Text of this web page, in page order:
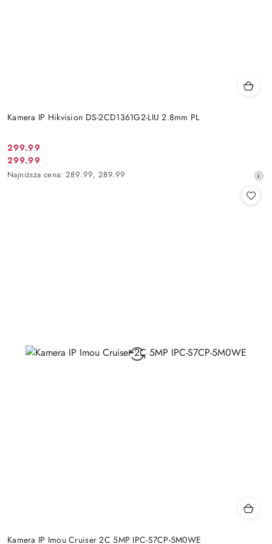
Kamera IP Hikvision DS-2CD1361G2-LIU 2.8mm PL
Cena
promocyjna:
299.99
Cena
promocyjna:
299.99
Najniższa
Najniższa cena: 289.99, 289.99
Kamera IP Imou Cruiser 2C 5MP IPC-S7CP-5M0WE